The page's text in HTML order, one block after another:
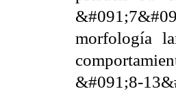
morfología
&#091;8-